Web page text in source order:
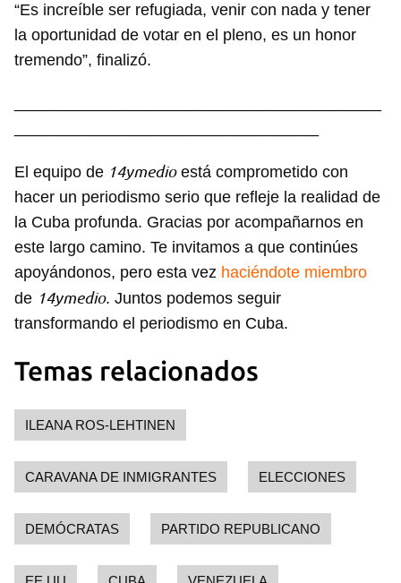
“Es increíble ser refugiada, venir con nada y tener
la oportunidad de votar en el pleno, es un honor
tremendo”, finalizó.
El equipo de 14ymedioestá comprometido con
hacer un periodismo serio que refleje la realidad de
la Cuba profunda. Gracias por acompañarnos en
este largo camino. Te invitamos a que continúes
apoyándonos, pero esta vez haciéndote miembro
de 14ymedio. Juntos podemos seguir
transformando el periodismo en Cuba.
Temas relacionados
ILEANA ROS-LEHTINEN
CARAVANA DE INMIGRANTES ELECCIONES
DEMÓCRATAS PARTIDO REPUBLICANO